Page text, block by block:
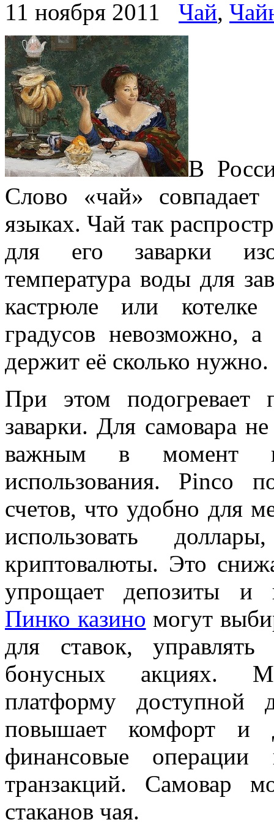
11 ноября 2011 Чай,
В
Слово «чай»
языках. Чай так
для его заварки
температура воды для
кастрюле или котелке
градусов невозможно,
держит её сколько нужно.
При этом подогревает
заварки. Для самовара
важным в момент
использования. Pinco
счетов, что удобно для
использовать
криптовалюты. Это
упрощает депозиты и
Пинко казино могут
для ставок,
бонусных акциях.
платформу доступной
повышает комфорт и
финансовые операции
транзакций. Самовар
стаканов чая.